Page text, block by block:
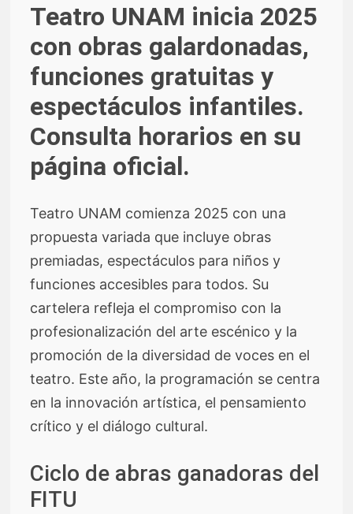
Teatro UNAM inicia 2025
con obras galardonadas,
funciones gratuitas y
espectáculos infantiles.
Consulta horarios en su
página oficial.
Teatro UNAM comienza 2025 con una
propuesta variada que incluye obras
premiadas, espectáculos para niños y
funciones accesibles para todos. Su
cartelera refleja el compromiso con la
profesionalización del arte escénico y la
promoción de la diversidad de voces en el
teatro. Este año, la programación se centra
en la innovación artística, el pensamiento
crítico y el diálogo cultural.
Ciclo de abras ganadoras del
FITU